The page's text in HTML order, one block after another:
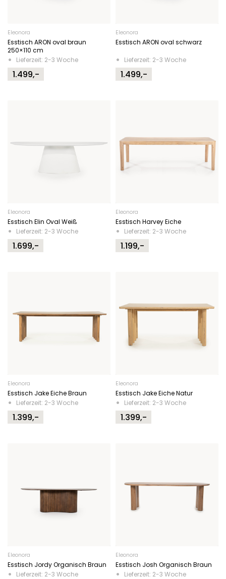
Eleonora
Esstisch ARON oval braun
250×110 cm
Lieferzeit: 2-3 Woche
1.499,-
Eleonora
Esstisch ARON oval schwarz
Lieferzeit: 2-3 Woche
1.499,-
Eleonora
Esstisch Elin Oval Weiß
Lieferzeit: 2-3 Woche
1.699,-
Eleonora
Esstisch Harvey Eiche
Lieferzeit: 2-3 Woche
1.199,-
Eleonora
Esstisch Jake Eiche Braun
Lieferzeit: 2-3 Woche
1.399,-
Eleonora
Esstisch Jake Eiche Natur
Lieferzeit: 2-3 Woche
1.399,-
Eleonora
Esstisch Jordy Organisch Braun
Lieferzeit: 2-3 Woche
Eleonora
Esstisch Josh Organisch Braun
Lieferzeit: 2-3 Woche